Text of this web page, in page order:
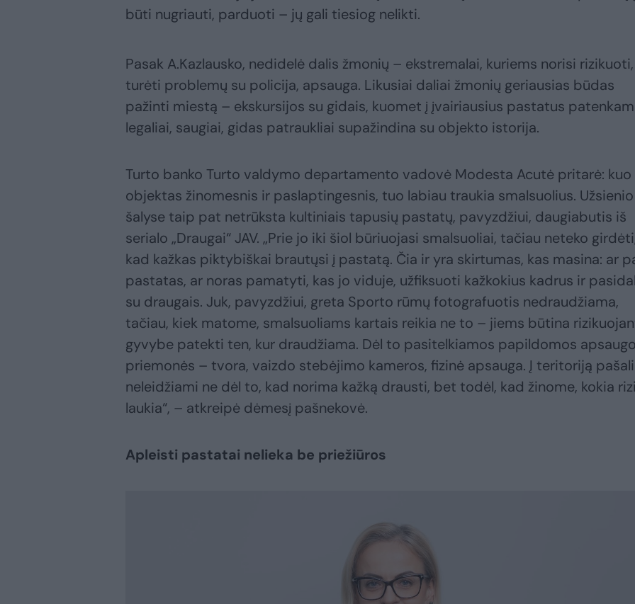
būti nugriauti, parduoti – jų gali tiesiog nelikti.
Pasak A.Kazlausko, nedidelė dalis žmonių – ekstremalai, kuriems norisi rizikuoti,
turėti problemų su policija, apsauga. Likusiai daliai žmonių geriausias būdas
pažinti miestą – ekskursijos su gidais, kuomet į įvairiausius pastatus
legaliai, saugiai, gidas patraukliai supažindina su objekto istorija.
Turto banko Turto valdymo departamento vadovė Modesta Acutė pritarė: kuo
objektas žinomesnis ir paslaptingesnis, tuo labiau traukia smalsuolius. Užsienio
šalyse taip pat netrūksta kultiniais tapusių pastatų, pavyzdžiui, daugiabutis iš
serialo „Draugai“ JAV. „Prie jo iki šiol būriuojasi smalsuoliai, tačiau neteko
kad kažkas piktybiškai brautųsi į pastatą. Čia ir yra skirtumas, kas masina: ar
pastatas, ar noras pamatyti, kas jo viduje, užfiksuoti kažkokius kadrus ir
su draugais. Juk, pavyzdžiui, greta Sporto rūmų fotografuotis nedraudžiama,
tačiau, kiek matome, smalsuoliams kartais reikia ne to – jiems būtina
gyvybe patekti ten, kur draudžiama. Dėl to pasitelkiamos papildomos
priemonės – tvora, vaizdo stebėjimo kameros, fizinė apsauga. Į teritoriją
neleidžiami ne dėl to, kad norima kažką drausti, bet todėl, kad žinome, kokia
laukia“, – atkreipė dėmesį pašnekovė.
Apleisti pastatai nelieka be priežiūros